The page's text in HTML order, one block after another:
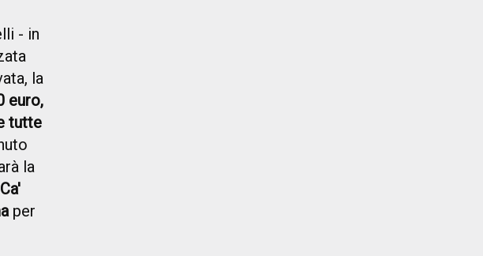
- in
la
euro,
tutte
la
per